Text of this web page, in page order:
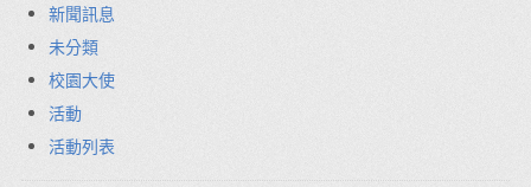
新聞訊息
未分類
校園大使
活動
活動列表